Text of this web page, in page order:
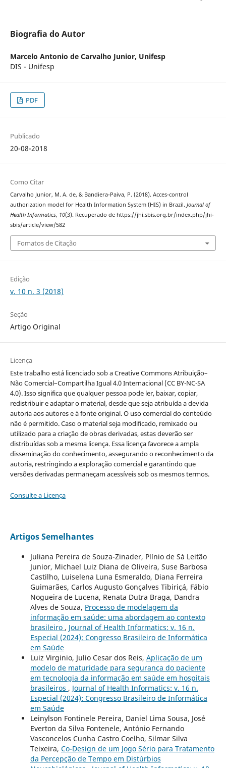
Biografia do Autor
Marcelo Antonio de Carvalho Junior, Unifesp
DIS - Unifesp
PDF
Publicado
20-08-2018
Como Citar
Carvalho Junior, M. A. de, & Bandiera-Paiva, P. (2018). Acces-control
authorization model for Health Information System (HIS) in Brazil. Journal of
Health Informatics, 10(3). Recuperado de https://jhi.sbis.org.br/index.php/jhi-
sbis/article/view/582
Fomatos de Citação
Edição
v. 10 n. 3 (2018)
Seção
Artigo Original
Licença
Este trabalho está licenciado sob a Creative Commons Atribuição–
Não Comercial–Compartilha Igual 4.0 Internacional (CC BY-NC-SA
4.0). Isso significa que qualquer pessoa pode ler, baixar, copiar,
redistribuir e adaptar o material, desde que seja atribuída a devida
autoria aos autores e à fonte original. O uso comercial do conteúdo
não é permitido. Caso o material seja modificado, remixado ou
utilizado para a criação de obras derivadas, estas deverão ser
distribuídas sob a mesma licença. Essa licença favorece a ampla
disseminação do conhecimento, assegurando o reconhecimento da
autoria, restringindo a exploração comercial e garantindo que
versões derivadas permaneçam acessíveis sob os mesmos termos.
Consulte a Licença
Artigos Semelhantes
Juliana Pereira de Souza-Zinader, Plínio de Sá Leitão
Junior, Michael Luiz Diana de Oliveira, Suse Barbosa
Castilho, Luiselena Luna Esmeraldo, Diana Ferreira
Guimarães, Carlos Augusto Gonçalves Tibiriçá, Fábio
Nogueira de Lucena, Renata Dutra Braga, Dandra
Alves de Souza, Processo de modelagem da
informação em saúde: uma abordagem ao contexto
brasileiro , Journal of Health Informatics: v. 16 n.
Especial (2024): Congresso Brasileiro de Informática
em Saúde
Luiz Virginio, Julio Cesar dos Reis, Aplicação de um
modelo de maturidade para segurança do paciente
em tecnologia da informação em saúde em hospitais
brasileiros , Journal of Health Informatics: v. 16 n.
Especial (2024): Congresso Brasileiro de Informática
em Saúde
Leinylson Fontinele Pereira, Daniel Lima Sousa, José
Everton da Silva Fontenele, António Fernando
Vasconcelos Cunha Castro Coelho, Silmar Silva
Teixeira, Co-Design de um Jogo Sério para Tratamento
da Percepção de Tempo em Distúrbios